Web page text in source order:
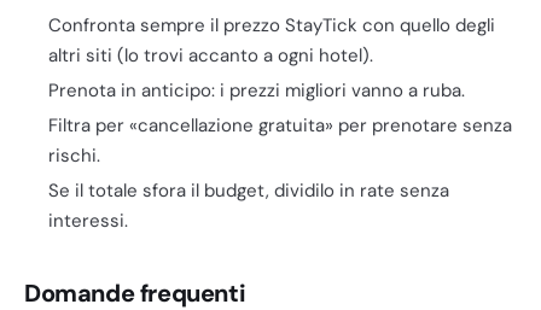
Confronta sempre il prezzo StayTick con quello degli
altri siti (lo trovi accanto a ogni hotel).
Prenota in anticipo: i prezzi migliori vanno a ruba.
Filtra per «cancellazione gratuita» per prenotare senza
rischi.
Se il totale sfora il budget, dividilo in rate senza
interessi.
Domande frequenti